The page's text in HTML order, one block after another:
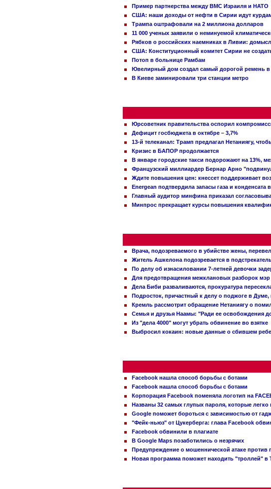
Пример партнерства между ВМС Израиля и НАТО
США: наши доходы от нефти в Сирии идут
Трампа оштрафовали на 2 миллиона долларов
11 000 ученых заявили о неминуемой
Рябков о российских наемниках в Ливии:
США: Конституционный комитет Сирии не
Потоп в больнице Рамбам
Ювелирный дом создал самый дорогой ремень
В Киеве заминировали три станции метро
Юрсоветник правительства оспорил
Дефицит госбюджета в октябре – 3,7%
13-й телеканал: Трамп предлагал Нетаниягу,
Кризис в БАПОР продолжается
В январе городские такси подорожают на 13%,
Французский миллиардер Бернар Арно
Ждите повышения цен: кнессет поддерживает
Energean подтвердила запасы газа и
Главный аудитор минфина приказал
Минпрос прекращает курсы повышения
Врача, подозреваемого в убийстве жены,
Житель Ашкелона подозревается в
По делу об изнасиловании 7-летней девочки
Для предотвращения межклановых разборок мэр
Дела Биби разваливаются, прокуратура
Подросток, причастный к делу о поджоге в
Кремль рассмотрит обращение Нетаниягу о
Семья и друзья Наамы: "Ради ее освобождения
Из "дела 4000" могут убрать обвинение во взятке
Выбросил кокаин: новые данные о сбившем
Facebook нашла способ борьбы с ботами
Facebook нашла способ борьбы с ботами
Корпорация Facebook поменяла логотип на
Названы 32 самых глупых пароля, которые легко
Google поможет бороться с зависимостью от
"Фейк-ньюз" от Цукерберга: глава Facebook
Facebook обвинили в плагиате
В Google Maps позаботились о незрячих
Предупреждение о мошеннической атаке против
Новая программа поможет находить "троллей" в